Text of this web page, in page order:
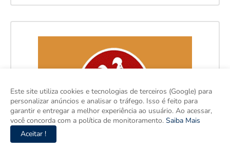
Este site utiliza cookies e tecnologias de terceiros (Google) para
personalizar anúncios e analisar o tráfego. Isso é feito para
garantir e entregar a melhor experiência ao usuário. Ao acessar,
você concorda com a política de monitoramento. Saiba Mais
Aceitar !